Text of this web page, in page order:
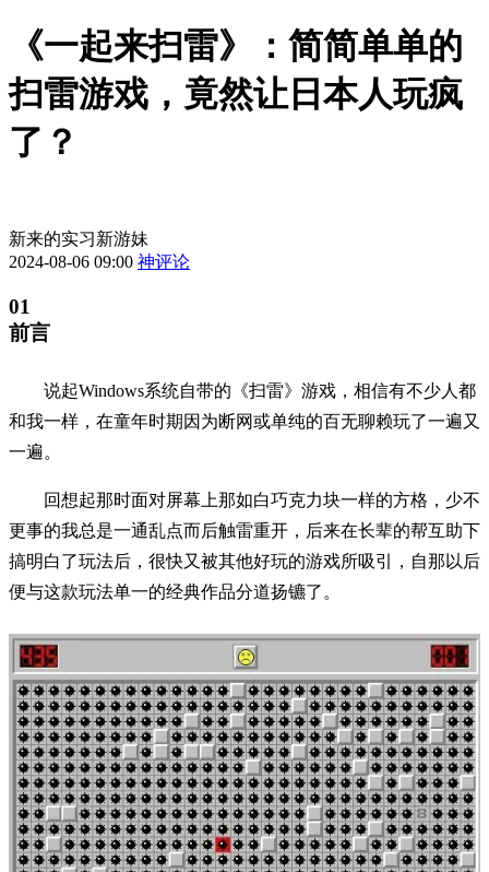
《一起来扫雷》：简简单单的
扫雷游戏，竟然让日本人玩疯
了？
新来的实习新游妹
2024-08-06 09:00 神评论
01
前言
说起Windows系统自带的《扫雷》游戏，相信有不少人都
和我一样，在童年时期因为断网或单纯的百无聊赖玩了一遍又
一遍。
回想起那时面对屏幕上那如白巧克力块一样的方格，少不
更事的我总是一通乱点而后触雷重开，后来在长辈的帮互助下
搞明白了玩法后，很快又被其他好玩的游戏所吸引，自那以后
便与这款玩法单一的经典作品分道扬镳了。